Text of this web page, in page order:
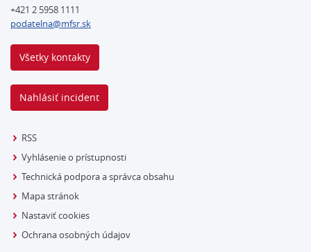
+421 2 5958 1111
podatelna@mfsr.sk
Všetky kontakty
Nahlásiť incident
RSS
Vyhlásenie o prístupnosti
Technická podpora a správca obsahu
Mapa stránok
Nastaviť cookies
Ochrana osobných údajov